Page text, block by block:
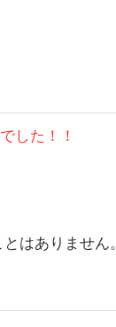
した！！
はありません。